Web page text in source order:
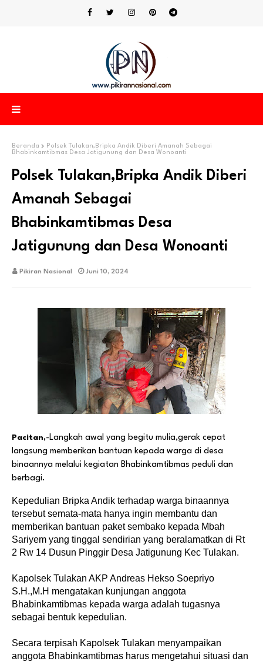
Beranda
Polsek Tulakan,Bripka Andik Diberi Amanah Sebagai
Bhabinkamtibmas Desa Jatigunung dan Desa Wonoanti
Polsek Tulakan,Bripka Andik Diberi
Amanah Sebagai
Bhabinkamtibmas Desa
Jatigunung dan Desa Wonoanti
Pikiran Nasional Juni 10, 2024
Pacitan,-Langkah awal yang begitu mulia,gerak cepat
langsung memberikan bantuan kepada warga di desa
binaannya melalui kegiatan Bhabinkamtibmas peduli dan
berbagi.
Kepedulian Bripka Andik terhadap warga binaannya
tersebut semata-mata hanya ingin membantu dan
memberikan bantuan paket sembako kepada Mbah
Sariyem yang tinggal sendirian yang beralamatkan di Rt
2 Rw 14 Dusun Pinggir Desa Jatigunung Kec Tulakan.
Kapolsek Tulakan AKP Andreas Hekso Soepriyo
S.H.,M.H mengatakan kunjungan anggota
Bhabinkamtibmas kepada warga adalah tugasnya
sebagai bentuk kepedulian.
Secara terpisah Kapolsek Tulakan menyampaikan
anggota Bhabinkamtibmas harus mengetahui situasi dan